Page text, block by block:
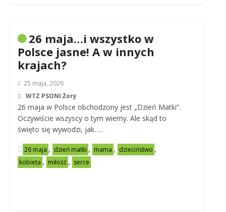
26 maja…i wszystko w
Polsce jasne! A w innych
krajach?
25 maja, 2026
WTZ PSONI Żory
26 maja w Polsce obchodzony jest „Dzień Matki”.
Oczywiście wszyscy o tym wiemy. Ale skąd to
święto się wywodzi, jak…..
26 maja , dzień matki , mama , dzieciństwo ,
kobieta , miłość , serce